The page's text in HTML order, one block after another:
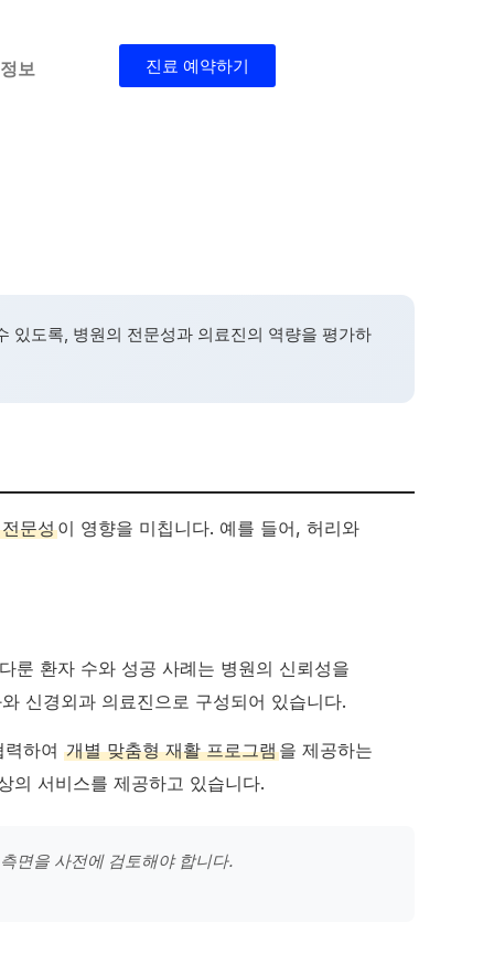
보 진료 예약하기
있도록, 병원의 전문성과 의료진의 역량을 평가하
전문성이 영향을 미칩니다. 예를 들어, 허리와
룬 환자 수와 성공 사례는 병원의 신뢰성을
신경외과 의료진으로 구성되어 있습니다.
하여 개별 맞춤형 재활 프로그램을 제공하는
의 서비스를 제공하고 있습니다.
면을 사전에 검토해야 합니다.